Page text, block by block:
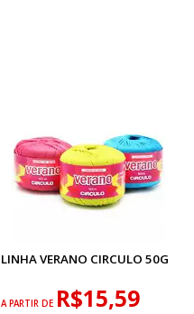
LINHA VERANO CIRCULO 50G
A PARTIR DE R$15,59